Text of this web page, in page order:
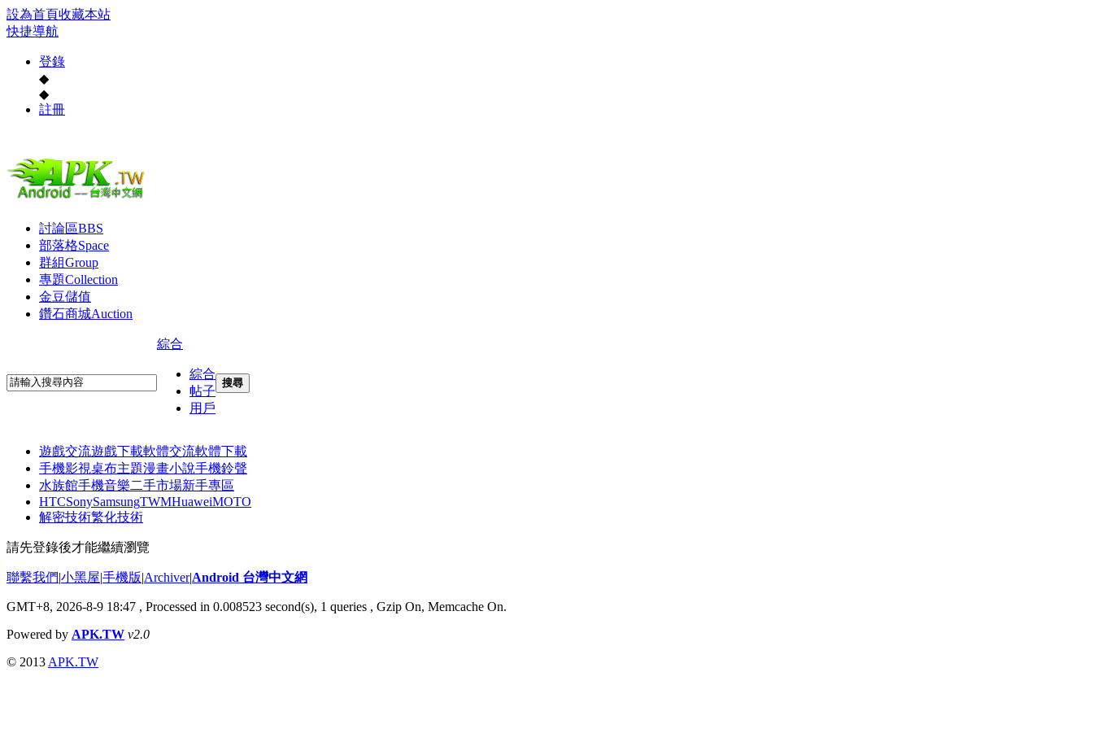
設為首頁收藏本站
快捷導航
登錄
◆
◆
註冊
討論區BBS
部落格Space
群組Group
專題Collection
金豆儲值
鑽石商城Auction
綜合
綜合
帖子
用戶
搜尋
遊戲交流遊戲下載軟體交流軟體下載
手機影視桌布主題漫畫小說手機鈴聲
水族館手機音樂二手市場新手專區
HTCSonySamsungTWMHuaweiMOTO
解密技術繁化技術
請先登錄後才能繼續瀏覽
聯繫我們|小黑屋|手機版|Archiver|Android 台灣中文網
GMT+8, 2026-8-9 18:47 , Processed in 0.008523 second(s), 1 queries , Gzip On, Memcache On.
Powered by APK.TW v2.0
© 2013 APK.TW